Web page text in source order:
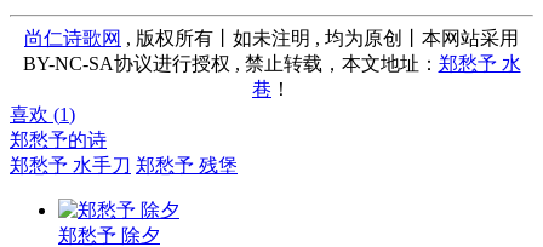
尚仁诗歌网 , 版权所有丨如未注明 , 均为原创丨本网站采用
BY-NC-SA协议进行授权 , 禁止转载，本文地址： 郑愁予 水
巷 ！
喜欢 (1)
郑愁予的诗
郑愁予 水手刀 郑愁予 残堡
郑愁予 除夕